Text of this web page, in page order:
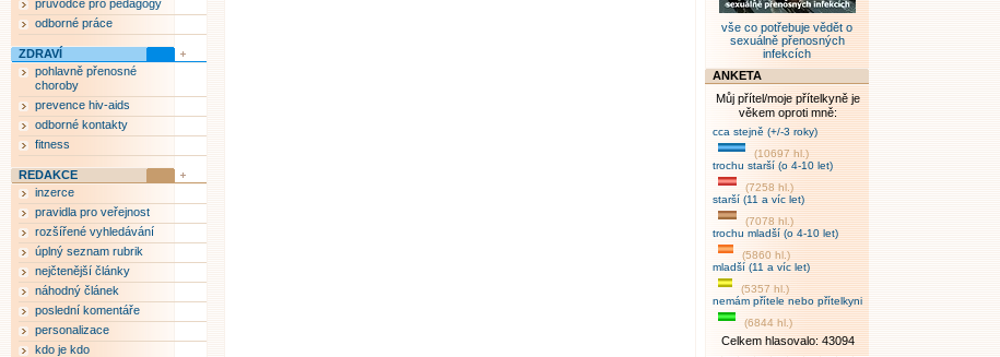
průvodce pro pedagogy
odborné práce
ZDRAVÍ
pohlavně přenosné
choroby
prevence hiv-aids
odborné kontakty
fitness
REDAKCE
inzerce
pravidla pro veřejnost
rozšířené vyhledávání
úplný seznam rubrik
nejčtenější články
náhodný článek
poslední komentáře
personalizace
kdo je kdo
vše co potřebuje vědět o
sexuálně přenosných
infekcích
ANKETA
Můj přítel/moje přítelkyně je
věkem oproti mně:
cca stejně (+/-3 roky)
(10697 hl.)
trochu starší (o 4-10 let)
(7258 hl.)
starší (11 a víc let)
(7078 hl.)
trochu mladší (o 4-10 let)
(5860 hl.)
mladší (11 a víc let)
(5357 hl.)
nemám přítele nebo přítelkyni
(6844 hl.)
Celkem hlasovalo: 43094